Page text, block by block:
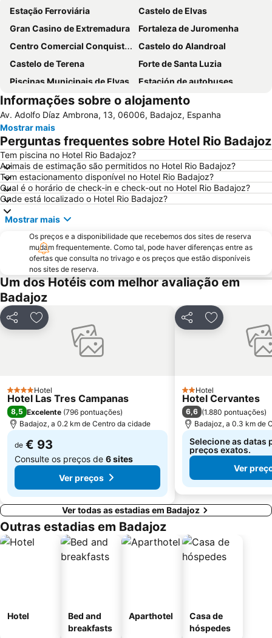
Estação Ferroviária
Castelo de Elvas
Gran Casino de Extremadura
Fortaleza de Juromenha
Centro Comercial Conquistadores
Castelo do Alandroal
Castelo de Terena
Forte de Santa Luzia
Piscinas Municipais de Elvas
Estación de autobuses
Huerta Rosales
Lusiberia
Garrison Border Town of Elvas
San Fernando
Casco Antiguo
El Cristo
El Gurugú
Museo de la Ciudad - Luis de Morales
Plaza de Toros El Toreo
San Roque
Cerro de Reyes
Las Vaguadas
Badajoz Airport
Valdepasillas
Pardaleras
Informações sobre o alojamento
Av. Adolfo Díaz Ambrona, 13, 06006, Badajoz, Espanha
Mostrar mais
Perguntas frequentes sobre Hotel Rio Badajoz
Tem piscina no Hotel Rio Badajoz?
Animais de estimação são permitidos no Hotel Rio Badajoz?
Tem estacionamento disponível no Hotel Rio Badajoz?
Qual é o horário de check-in e check-out no Hotel Rio Badajoz?
Onde está localizado o Hotel Rio Badajoz?
Mostrar mais
Os preços e a disponibilidade que recebemos dos sites de reserva
mudam frequentemente. Como tal, pode haver diferenças entre as
ofertas que consulta no trivago e os preços que estão disponíveis
nos sites de reserva.
Um dos Hotéis com melhor avaliação em
Badajoz
PartilharAdicionar aos favoritos
4 Estrelas
Hotel
Hotel Las Tres Campanas
8,5 Excelente (796 pontuações)
Badajoz, a 0.2 km de Centro da cidade
de € 93
Consulte os preços de 6 sites
Ver preços
PartilharAdicionar
2 Estrelas
Hotel
Hotel Cervantes
6,6 (1.880 pontuações)
Badajoz, a 0.3 km de
Selecione as datas
preços exatos.
Ver
Ver todas as estadias em Badajoz
Outras estadias em Badajoz
Hotel
Bed and
breakfasts
Aparthotel
Casa de
hóspedes